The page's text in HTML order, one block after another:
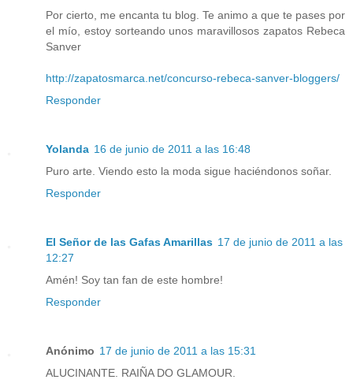
Por cierto, me encanta tu blog. Te animo a que te pases por
el mío, estoy sorteando unos maravillosos zapatos Rebeca
Sanver
http://zapatosmarca.net/concurso-rebeca-sanver-bloggers/
Responder
Yolanda 16 de junio de 2011 a las 16:48
Puro arte. Viendo esto la moda sigue haciéndonos soñar.
Responder
El Señor de las Gafas Amarillas 17 de junio de 2011 a las
12:27
Amén! Soy tan fan de este hombre!
Responder
Anónimo 17 de junio de 2011 a las 15:31
ALUCINANTE. RAIÑA DO GLAMOUR.